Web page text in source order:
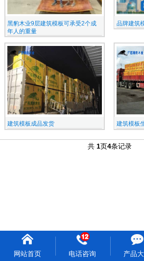
黑豹木业9层建筑模板可承受2个成
年人的重量
品牌建筑
建筑模板成品发货 建筑模板
共 1页4条记录
网站首页 电话咨询 产品